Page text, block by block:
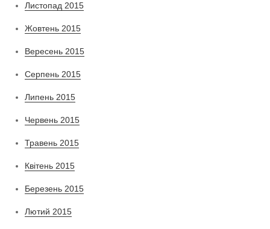
Листопад 2015
Жовтень 2015
Вересень 2015
Серпень 2015
Липень 2015
Червень 2015
Травень 2015
Квітень 2015
Березень 2015
Лютий 2015